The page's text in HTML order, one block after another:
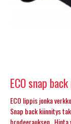
ECO snap
ECO lippis jonka
Snap back kiinnitys
brodeerauksen.